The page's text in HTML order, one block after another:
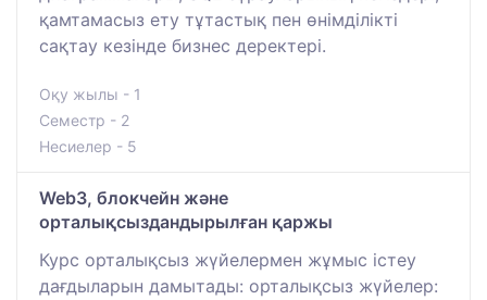
қамтамасыз ету тұтастық пен өнімділікті
сақтау кезінде бизнес деректері.
Оқу жылы - 1
Семестр - 2
Несиелер - 5
Web3, блокчейн және
орталықсыздандырылған қаржы
Курс орталықсыз жүйелермен жұмыс істеу
дағдыларын дамытады: орталықсыз жүйелер: